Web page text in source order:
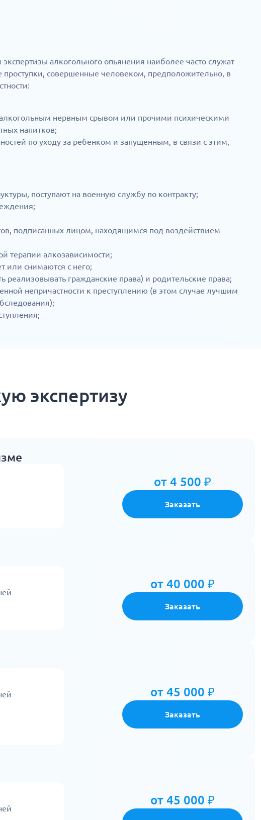
алкогольного опьянения наиболее часто служат
проступки, совершенные человеком, предположительно, в
нервным срывом или прочими психическими
напитков;
по уходу за ребенком и запущенным, в связи с этим,
поступают на военную службу по контракту;
подписанных лицом, находящимся под воздействием
терапии алкозависимости;
или снимаются с него;
реализовывать гражданские права) и родительские права;
непричастности к преступлению (в этом случае лучшим
экспертизу
от 4 500 ₽
Заказать
от 40 000 ₽
Заказать
от 45 000 ₽
Заказать
от 45 000 ₽